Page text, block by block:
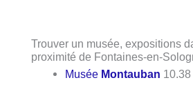
Trouver un musée, expositions
proximité de Fontaines-en-
Musée Montauban